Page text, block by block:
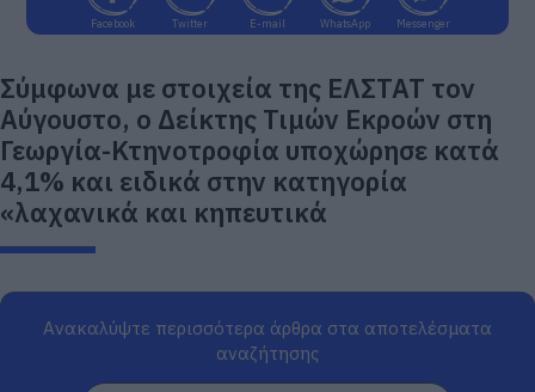
Facebook Twitter E-mail WhatsApp Messenger
Σύμφωνα με στοιχεία της ΕΛΣΤΑΤ τον
Αύγουστο, ο Δείκτης Τιμών Εκροών στη
Γεωργία-Κτηνοτροφία υποχώρησε κατά
4,1% και ειδικά στην κατηγορία
«λαχανικά και κηπευτικά
Ανακαλύψτε περισσότερα άρθρα στα αποτελέσματα
αναζήτησης